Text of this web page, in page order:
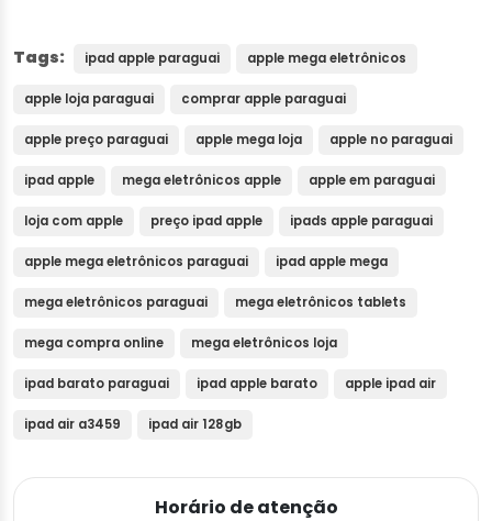
Tags: ipad apple paraguai apple mega eletrônicos
apple loja paraguai comprar apple paraguai
apple preço paraguai apple mega loja apple no paraguai
ipad apple mega eletrônicos apple apple em paraguai
loja com apple preço ipad apple ipads apple paraguai
apple mega eletrônicos paraguai ipad apple mega
mega eletrônicos paraguai mega eletrônicos tablets
mega compra online mega eletrônicos loja
ipad barato paraguai ipad apple barato apple ipad air
ipad air a3459 ipad air 128gb
Horário de atenção